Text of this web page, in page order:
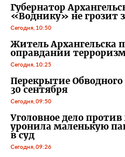
Губернатор
«Воднику» не грозит
Сегодня, 10:50
Житель Архангельска
оправдании
Сегодня, 10:25
Перекрытие Обводного
30 сентября
Сегодня, 09:50
Уголовное дело
уронила маленькую
в суд
Сегодня, 09:26